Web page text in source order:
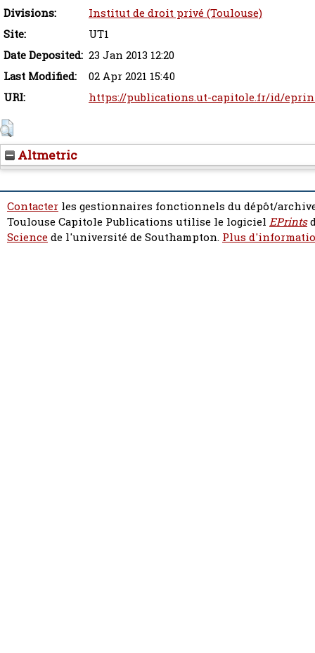
Divisions:
Institut de droit privé (Toulouse)
Site:
UT1
Date Deposited: 23 Jan 2013 12:20
Last Modified:
02 Apr 2021 15:40
URI:
https://publications.ut-capitole.fr/id/
Altmetric
Contacter les gestionnaires fonctionnels du dépôt/
Toulouse Capitole Publications utilise le logiciel EPrints
Sciencede l'université de Southampton. Plus